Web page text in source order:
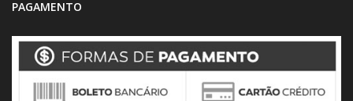
PAGAMENTO